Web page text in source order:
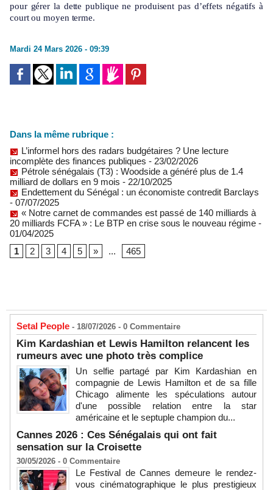
pour gérer la dette publique ne produisent pas d’effets négatifs à
court ou moyen terme.
Mardi 24 Mars 2026 - 09:39
Dans la même rubrique :
L’informel hors des radars budgétaires ? Une lecture
incomplète des finances publiques - 23/02/2026
Pétrole sénégalais (T3) : Woodside a généré plus de 1.4
milliard de dollars en 9 mois - 22/10/2025
Endettement du Sénégal : un économiste contredit Barclays
- 07/07/2025
« Notre carnet de commandes est passé de 140 milliards à
20 milliards FCFA » : Le BTP en crise sous le nouveau régime -
01/04/2025
1
2 3 4 5 » ... 465
Setal People - 18/07/2026 - 0 Commentaire
Kim Kardashian et Lewis Hamilton relancent les
rumeurs avec une photo très complice
Un selfie partagé par Kim Kardashian en
compagnie de Lewis Hamilton et de sa fille
Chicago alimente les spéculations autour
d'une possible relation entre la star
américaine et le septuple champion du...
Cannes 2026 : Ces Sénégalais qui ont fait
sensation sur la Croisette
30/05/2026 - 0 Commentaire
Le Festival de Cannes demeure le rendez-
vous cinématographique le plus prestigieux